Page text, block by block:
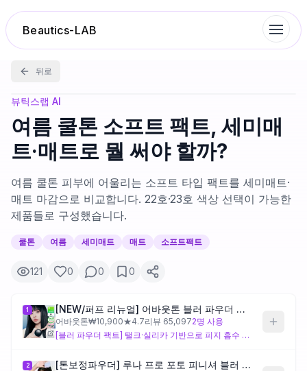
Beautics-LAB
랭킹
성분분석
나의 스킨케어
대화 이력
제품비교
뒤로
뷰틱스랩 AI
여름 쿨톤 소프트 팩트, 세미매
트·매트로 뭘 써야 할까?
여름 쿨톤 피부에 어울리는 소프트 타입 팩트를 세미매트·
매트 마감으로 비교합니다. 22호·23호 색상 선택이 가능한
제품들로 구성했습니다.
쿨톤 여름 세미매트 매트 소프트팩트
121 0 0 0
1 [NEW/퍼프 리뉴얼] 어바웃톤 블러 파우더 팩트 9g 7COLOR (기획/단품)
어바웃톤₩10,900★4.7리뷰 65,0972명 사용
[블러 파우더 팩트] 탤크·실리카 기반으로 피지 흡수 기능을 갖추고 있으나, 메틸메타크릴레이트크로스폴리머를 중심으로 한 블러 설계가 주된 방향이라 새미매트나 매트감보다는 뽀얀 블러 피니시에 가까워요. 여름철 매트한 마무리를 원하신다면 기대하시는 피니시와 차이가 있을 수 있어요.
2 [톤보정파우더] 루나 프로 포토 피니셔 블러 파우더 팩트 4colors (단품/기획)